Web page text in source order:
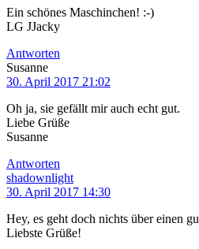
Ein schönes Maschinchen! :-)
LG JJacky
Antworten
Susanne
30. April 2017 21:02
Oh ja, sie gefällt mir auch echt gut.
Liebe Grüße
Susanne
Antworten
shadownlight
30. April 2017 14:30
Hey, es geht doch nichts über einen
Liebste Grüße!